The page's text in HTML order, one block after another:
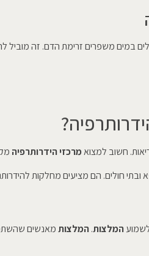
במים משפרים זרימת הדם. זה מוביל
חשוב למצואמרכזי הידרותרפיה
ובתי חולים. הם מציעים מחלקות
המלצות.המלצותמאנשים